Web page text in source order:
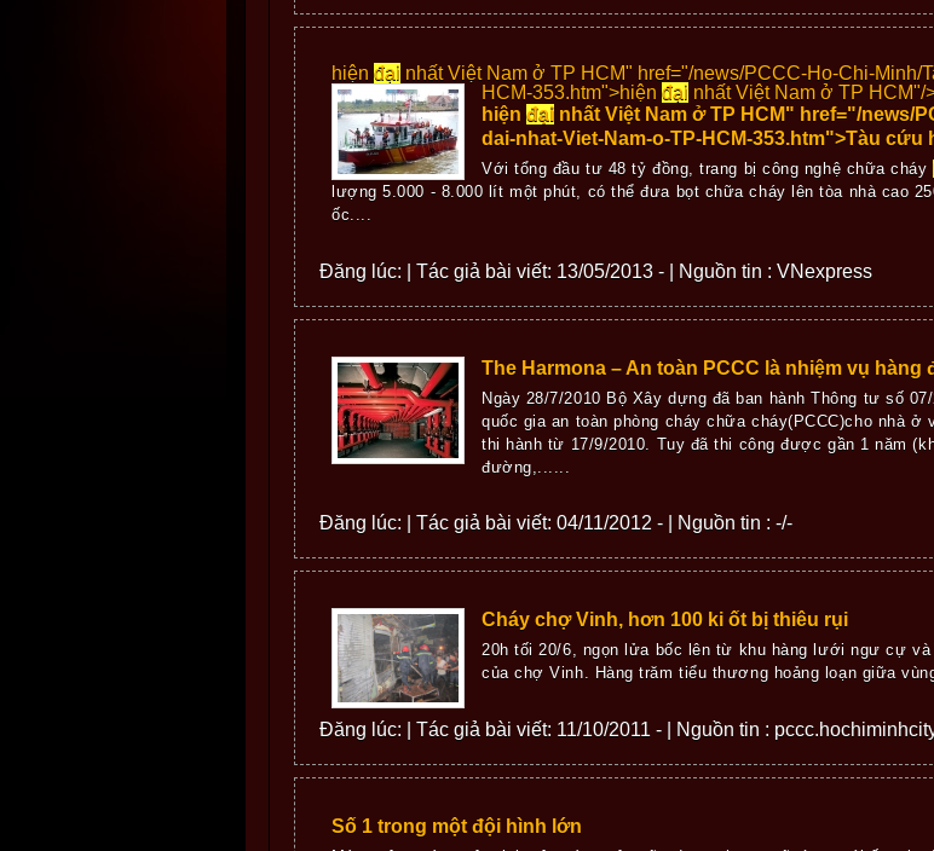
hiện đại nhất Việt Nam ở TP HCM" href="/news/PCCC-Ho-Chi-Minh/
HCM-353.htm">hiện đại nhất Việt Nam ở TP HCM"/
hiện đại nhất Việt Nam ở TP HCM" href="/news/
dai-nhat-Viet-Nam-o-TP-HCM-353.htm">Tàu cứu
Với tổng đầu tư 48 tỷ đồng, trang bị công nghệ chữa cháy
lượng 5.000 - 8.000 lít một phút, có thể đưa bọt chữa cháy lên tòa nhà cao
ốc....
Đăng lúc: | Tác giả bài viết: 13/05/2013 - | Nguồn tin : VNexpress
The Harmona – An toàn PCCC là nhiệm vụ hàng
Ngày 28/7/2010 Bộ Xây dựng đã ban hành Thông tư số
quốc gia an toàn phòng cháy chữa cháy(PCCC)cho nhà
thi hành từ 17/9/2010. Tuy đã thi công được gần 1 năm
đường,......
Đăng lúc: | Tác giả bài viết: 04/11/2012 - | Nguồn tin : -/-
Cháy chợ Vinh, hơn 100 ki ốt bị thiêu rụi
20h tối 20/6, ngọn lửa bốc lên từ khu hàng lưới ngư cự
của chợ Vinh. Hàng trăm tiểu thương hoảng loạn giữa
Đăng lúc: | Tác giả bài viết: 11/10/2011 - | Nguồn tin :
Số 1 trong một đội hình lớn